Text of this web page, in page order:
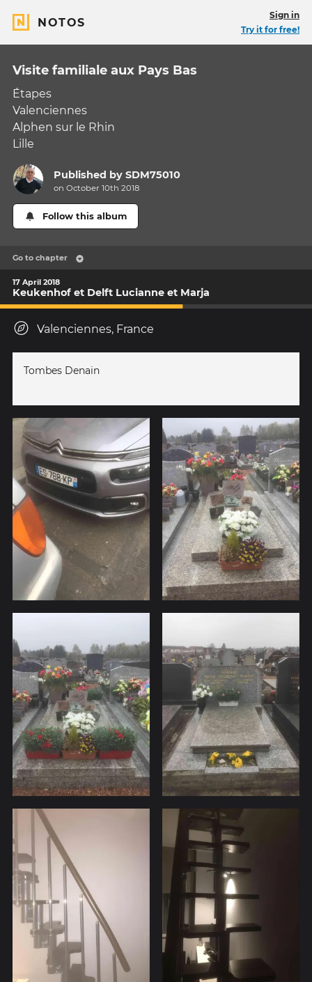
NOTOS
Sign in
Try it for free!
Visite familiale aux Pays Bas
Étapes
Valenciennes
Alphen sur le Rhin
Lille
Published bySDM75010
on October 10th 2018
Follow this album
Go to chapter
17 April 2018
Keukenhof et Delft Lucianne et Marja
Valenciennes, France
Tombes Denain